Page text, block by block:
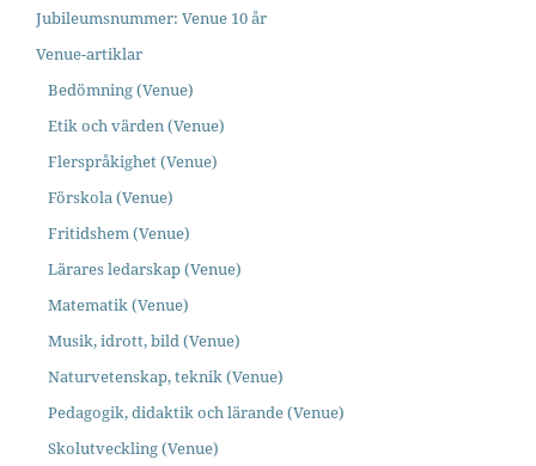
Jubileumsnummer: Venue 10 år
Venue-artiklar
Bedömning (Venue)
Etik och värden (Venue)
Flerspråkighet (Venue)
Förskola (Venue)
Fritidshem (Venue)
Lärares ledarskap (Venue)
Matematik (Venue)
Musik, idrott, bild (Venue)
Naturvetenskap, teknik (Venue)
Pedagogik, didaktik och lärande (Venue)
Skolutveckling (Venue)